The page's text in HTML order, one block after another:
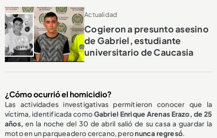
Actualidad
Cogieron a presunto asesino
de Gabriel, estudiante
universitario de Caucasia
¿Cómo ocurrió el homicidio?
Las actividades investigativas permitieron conocer que la
víctima, identificada comoGabriel Enrique Arenas Erazo, de 25
años, en la noche del 30 de abril salió de su casa a guardar la
moto en un parqueadero cercano, peronunca regresó